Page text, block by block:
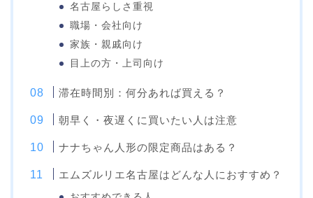
名古屋らしさ重視
職場・会社向け
家族・親戚向け
目上の方・上司向け
滞在時間別：何分あれば買える？
朝早く・夜遅くに買いたい人は注意
ナナちゃん人形の限定商品はある？
エムズルリエ名古屋はどんな人におすすめ？